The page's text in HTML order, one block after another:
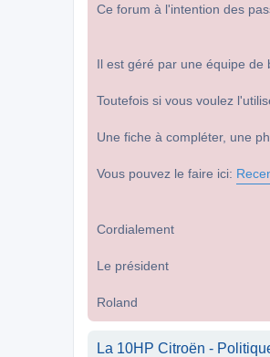
Ce forum à l'intention des
Il est géré par une équipe de
Toutefois si vous voulez
Une fiche à compléter, une
Vous pouvez le faire ici:
Cordialement
Le président
Roland
La 10HP Citroën -